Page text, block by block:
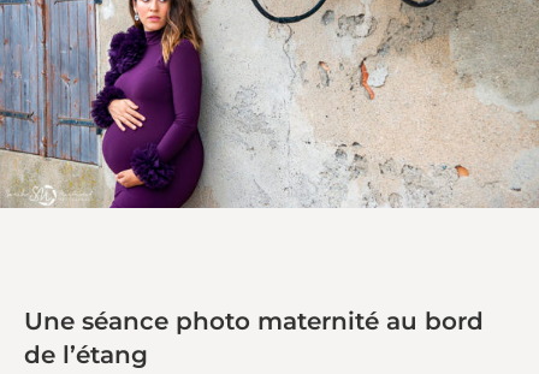
Une séance photo maternité au bord
de l’étang